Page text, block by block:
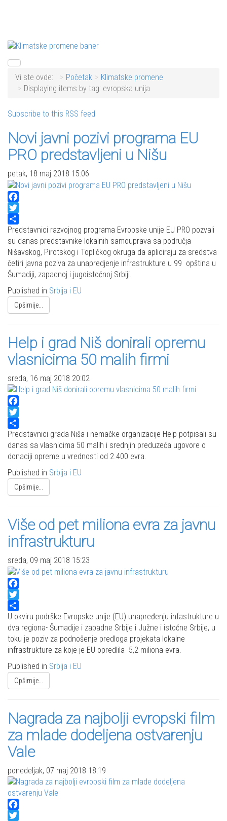
Vi ste ovde: Početak
Klimatske promene
Displaying items by tag: evropska unija
Subscribe to this RSS feed
Novi javni pozivi programa EU
PRO predstavljeni u Nišu
petak, 18 maj 2018 15:06
Facebook
Twitter
Share
Predstavnici razvojnog programa Evropske unije EU PRO pozvali
su danas predstavnike lokalnih samouprava sa područja
Nišavskog, Pirotskog i Topličkog okruga da apliciraju za sredstva
četiri javna poziva za unapredjenje infrastrukture u 99 opština u
Šumadiji, zapadnoj i jugoistočnoj Srbiji.
Published in Srbija i EU
Opširnije...
Help i grad Niš donirali opremu
vlasnicima 50 malih firmi
sreda, 16 maj 2018 20:02
Facebook
Twitter
Share
Predstavnici grada Niša i nemačke organizacije Help potpisali su
danas sa vlasnicima 50 malih i srednjih preduzeća ugovore o
donaciji opreme u vrednosti od 2.400 evra.
Published in Srbija i EU
Opširnije...
Više od pet miliona evra za javnu
infrastrukturu
sreda, 09 maj 2018 15:23
Facebook
Twitter
Share
U okviru podrške Evropske unije (EU) unapređenju infastrukture u
dva regiona- Šumadije i zapadne Srbije i Južne i istočne Srbije, u
toku je poziv za podnošenje predloga projekata lokalne
infrastrukture za koje je EU opredlila 5,2 miliona evra.
Published in Srbija i EU
Opširnije...
Nagrada za najbolji evropski film
za mlade dodeljena ostvarenju
Vale
ponedeljak, 07 maj 2018 18:19
Facebook